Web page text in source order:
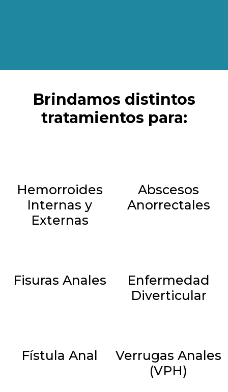
Brindamos distintos
tratamientos para:
Hemorroides
Internas y
Externas
Abscesos
Anorrectales
Fisuras Anales
Enfermedad
Diverticular
Fístula Anal
Verrugas Anales
(VPH)